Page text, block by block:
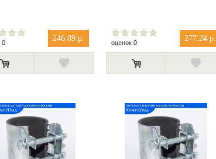
246.89 р.
0 277.24 р.
оценок 0